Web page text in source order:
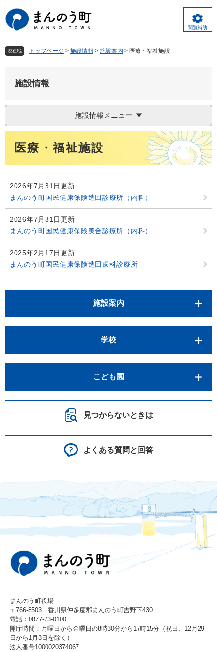
ー
ジ
先
頭
ニ
ュ
を
飛
文
閲覧補助
現在地 トップページ > 施設情報 > 施設案内 > 医療・福祉施設
施設情報
施設情報メニュー
医療・福祉施設
2026年7月31日更新
まんのう町国民健康保険造田診療所（内科）
2026年7月31日更新
まんのう町国民健康保険美合診療所（内科）
2025年2月17日更新
まんのう町国民健康保険造田歯科診療所
施設案内
学校
こども園
見つからないときは
よくある質問と回答
まんのう町役場
〒766-8503 香川県仲多度郡まんのう町吉野下430
電話：0877-73-0100
開庁時間：月曜日から金曜日の8時30分から17時15分（祝日、12月29
日から1月3日を除く）
法人番号1000020374067